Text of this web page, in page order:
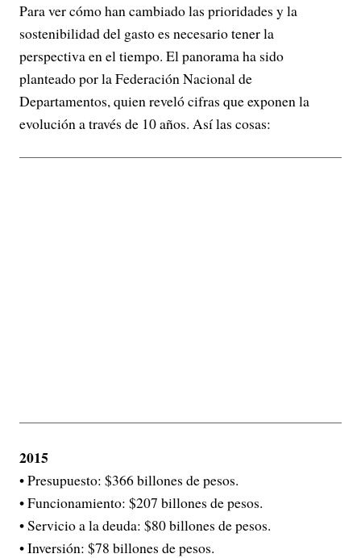
Para ver cómo han cambiado las prioridades y la
sostenibilidad del gasto es necesario tener la
perspectiva en el tiempo. El panorama ha sido
planteado por la Federación Nacional de
Departamentos, quien reveló cifras que exponen la
evolución a través de 10 años. Así las cosas:
2015
• Presupuesto: $366 billones de pesos.
• Funcionamiento: $207 billones de pesos.
• Servicio a la deuda: $80 billones de pesos.
• Inversión: $78 billones de pesos.